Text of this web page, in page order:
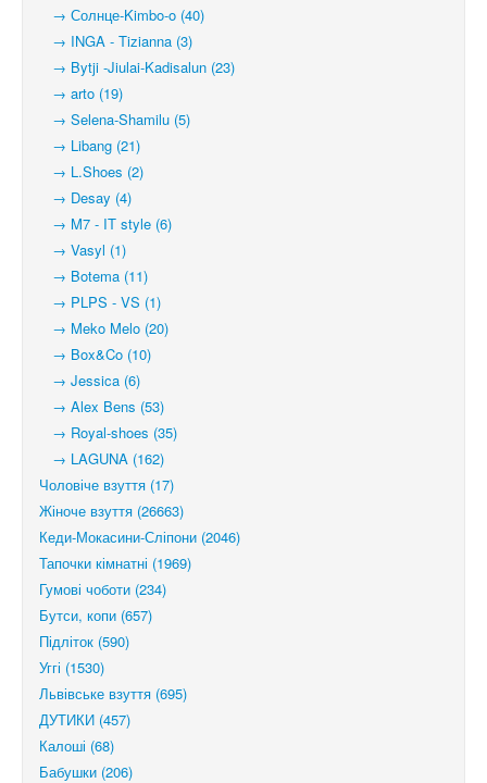
→ Солнце-Kimbo-o (40)
→ INGA - Tizianna (3)
→ Bytji -Jiulai-Kadisalun (23)
→ arto (19)
→ Selena-Shamilu (5)
→ Libang (21)
→ L.Shoes (2)
→ Desay (4)
→ M7 - IT style (6)
→ Vasyl (1)
→ Botema (11)
→ PLPS - VS (1)
→ Meko Melo (20)
→ Box&Co (10)
→ Jessica (6)
→ Alex Bens (53)
→ Royal-shoes (35)
→ LAGUNA (162)
Чоловіче взуття (17)
Жіноче взуття (26663)
Кеди-Мокасини-Сліпони (2046)
Тапочки кімнатні (1969)
Гумові чоботи (234)
Бутси, копи (657)
Підліток (590)
Уггі (1530)
Львівське взуття (695)
ДУТИКИ (457)
Калоші (68)
Бабушки (206)